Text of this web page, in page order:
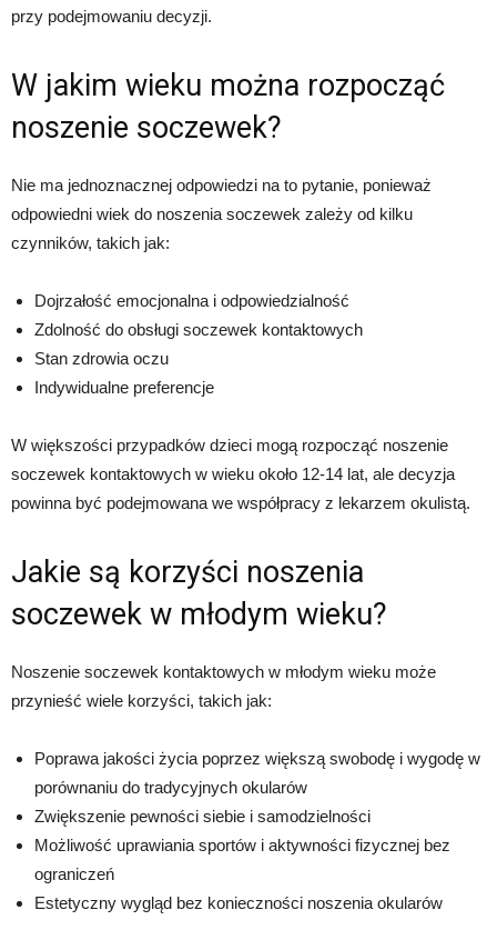
przy podejmowaniu decyzji.
W jakim wieku można rozpocząć
noszenie soczewek?
Nie ma jednoznacznej odpowiedzi na to pytanie, ponieważ
odpowiedni wiek do noszenia soczewek zależy od kilku
czynników, takich jak:
Dojrzałość emocjonalna i odpowiedzialność
Zdolność do obsługi soczewek kontaktowych
Stan zdrowia oczu
Indywidualne preferencje
W większości przypadków dzieci mogą rozpocząć noszenie
soczewek kontaktowych w wieku około 12-14 lat, ale decyzja
powinna być podejmowana we współpracy z lekarzem okulistą.
Jakie są korzyści noszenia
soczewek w młodym wieku?
Noszenie soczewek kontaktowych w młodym wieku może
przynieść wiele korzyści, takich jak:
Poprawa jakości życia poprzez większą swobodę i wygodę w
porównaniu do tradycyjnych okularów
Zwiększenie pewności siebie i samodzielności
Możliwość uprawiania sportów i aktywności fizycznej bez
ograniczeń
Estetyczny wygląd bez konieczności noszenia okularów